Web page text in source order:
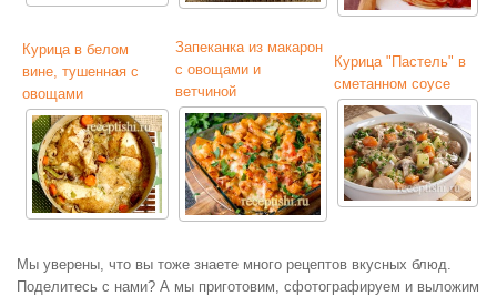
Курица в белом
вине, тушенная с
овощами
Запеканка из макарон
с овощами и
ветчиной
Курица "Пастель" в
сметанном соусе
Мы уверены, что вы тоже знаете много рецептов вкусных блюд.
Поделитесь с нами? А мы приготовим, сфотографируем и выложим